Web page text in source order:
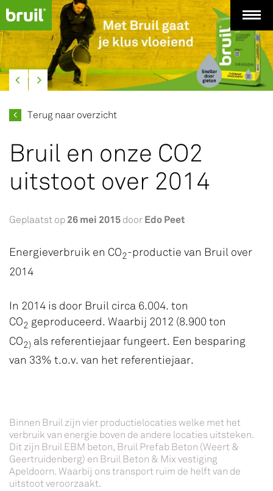
Terug naar overzicht
Bruil en onze CO2
uitstoot over 2014
Geplaatst op 26 mei 2015 door Edo Peet
Energieverbruik en CO2-productie van Bruil over
2014
In 2014 is door Bruil circa 6.004. ton
CO2 geproduceerd. Waarbij 2012 (8.900 ton
CO2) als referentiejaar fungeert. Een besparing
van 33% t.o.v. van het referentiejaar.
Binnen Bruil zijn vier productielocaties welke met het
verbruik van energie boven de andere locaties uitsteken.
Dit zijn Bruil EBM beton, Bruil Prefab Beton (Weert &
Geertruidenberg) en Bruil Beton & Mix vestiging
Apeldoorn. Waarbij ons transport ruim de helft van de
uitstoot veroorzaakt.